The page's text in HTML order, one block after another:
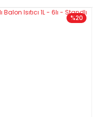
%20